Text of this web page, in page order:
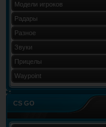
Модели игроков
Радары
Разное
Звуки
Прицелы
Waypoint
CS GO